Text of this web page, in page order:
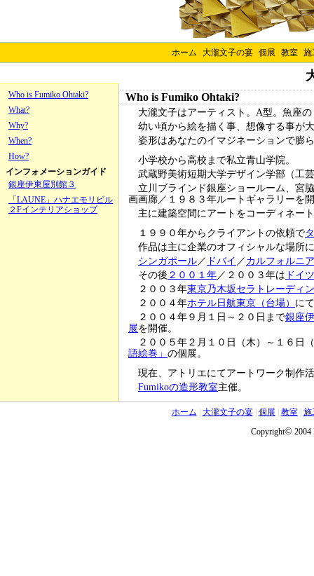
ホーム 大瀧文子の宴| 個展 教室| 施
Who is Fumiko Ohtaki?
What?
Why?
When?
How?
インフォメーションガイド
銀座伊東屋別館３
「LAUNE」ハナエモリビル
２Fインテリアショップ
Who is Fumiko Ohtaki?
大瀧文子はアーティスト。A型。魚座
幼い頃から絵を描く事、想像する事が
姿形はあなたのイマジネーションで膨
小学校から高校まで私立青山学院。
武蔵野美術短期大学デザイン学部（工
立川ブラインド銀座ショールーム、宮
画画廊／１９８３年ルートギャラリーを
主に建築空間にアートをコーディネー
１９９０年からクライアントの依頼で
作品は主に企業のオフィシャルな場所
シンガポール／ ドバイ ／ カルフォルニ
その後 ２００１年／２００３年は ドイ
２００３年東京乃木坂セラトレーディ
２００４年ホテル日航東京（台場） に
２００４年９月１日～２０日まで銀座
展を開催。
２００５年２月１０日（木）～１６日
語絵巻」 の個展。
現在、アトリエにてアートワーク制作
Fumikoの造形教室主催。
ホーム 大瀧文子の宴| 個展 教室| 施
Copyright© 2004